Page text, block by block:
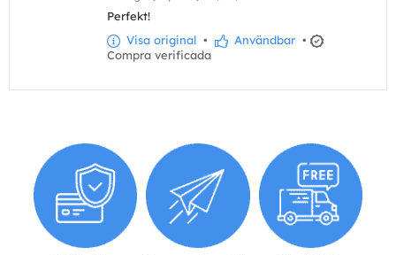
Perfekt!
Visa original • Användbar •
Compra verificada